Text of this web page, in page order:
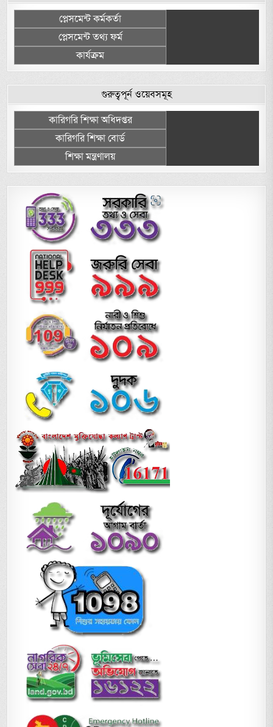
প্লেসমেন্ট কর্মকর্তা
প্লেসমেন্ট তথ্য ফর্ম
কার্যক্রম
গুরুত্বপূর্ন ওয়েবসমূহ
কারিগরি শিক্ষা অধিদপ্তর
কারিগরি শিক্ষা বোর্ড
শিক্ষা মন্ত্রণালয়